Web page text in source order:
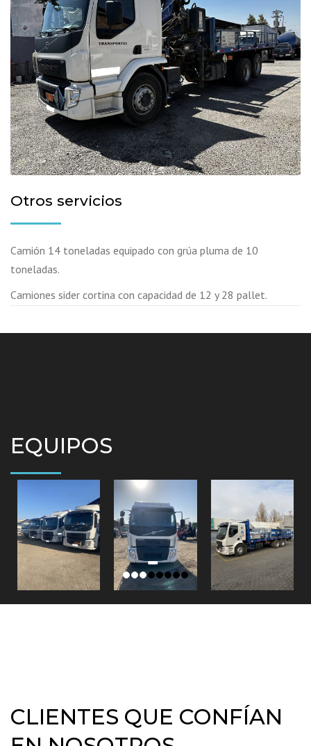
Otros servicios
Camión 14 toneladas equipado con grúa pluma de 10
toneladas.
Camiones sider cortina con capacidad de 12 y 28 pallet.
EQUIPOS
CLIENTES QUE CONFÍAN